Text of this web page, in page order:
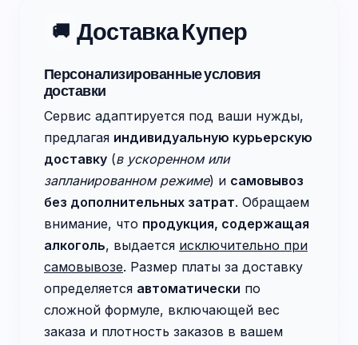
🚚 Доставка Купер
Персонализированные условия
доставки
Сервис адаптируется под ваши нужды,
предлагая индивидуальную курьерскую
доставку (в ускоренном или
запланированном режиме) и самовывоз
без дополнительных затрат. Обращаем
внимание, что продукция, содержащая
алкоголь, выдается исключительно при
самовывозе. Размер платы за доставку
определяется автоматически по
сложной формуле, включающей вес
заказа и плотность заказов в вашем